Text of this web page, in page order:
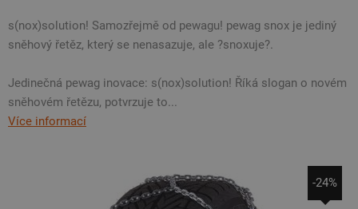
s(nox)solution! Samozřejmě od pewagu! pewag snox je jediný
sněhový řetěz, který se nenasazuje, ale ?snoxuje?.
Jedinečná pewag inovace: s(nox)solution! Říká slogan o novém
sněhovém řetězu, potvrzuje to...
Více informací
-24%